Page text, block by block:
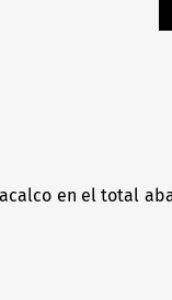
en el total